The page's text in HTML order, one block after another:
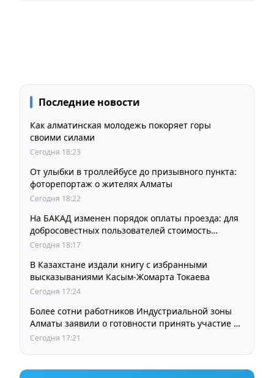
Последние новости
Как алматинская молодежь покоряет горы
своими силами
Сегодня 18:23
От улыбки в троллейбусе до призывного пункта:
фоторепортаж о жителях Алматы
Сегодня 18:22
На БАКАД изменен порядок оплаты проезда: для
добросовестных пользователей стоимость
остается прежней
Сегодня 18:17
В Казахстане издали книгу с избранными
высказываниями Касым-Жомарта Токаева
Сегодня 17:24
Более сотни работников Индустриальной зоны
Алматы заявили о готовности принять участие в
выборах членов Курылтая
Сегодня 17:21